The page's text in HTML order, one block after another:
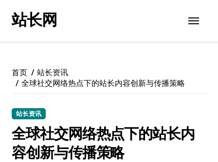
站长网
首页
站长资讯
全球社交网络热点下的站长内容创新与传播策略
站长资讯
全球社交网络热点下的站长内
容创新与传播策略